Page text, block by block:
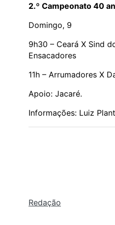
2.º Campeonato 40
Domingo, 9
9h30 – Ceará X Sind
Ensacadores
11h – Arrumadores X
Apoio: Jacaré.
Informações: Luiz
Redação